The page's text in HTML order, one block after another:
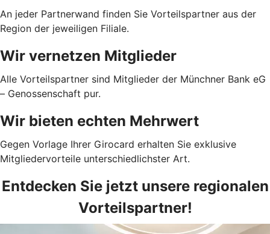
An jeder Partnerwand finden Sie Vorteilspartner aus der
Region der jeweiligen Filiale.
Wir vernetzen Mitglieder
Alle Vorteilspartner sind Mitglieder der Münchner Bank eG
– Genossenschaft pur.
Wir bieten echten Mehrwert
Gegen Vorlage Ihrer Girocard erhalten Sie exklusive
Mitgliedervorteile unterschiedlichster Art.
Entdecken Sie jetzt unsere regionalen
Vorteilspartner!